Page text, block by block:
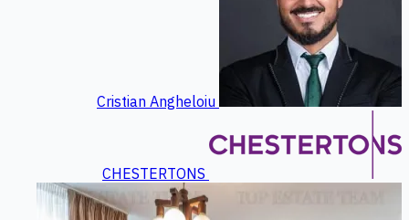
Cristian Angheloiu
CHESTERTONS